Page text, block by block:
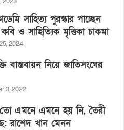
সাহিত্য পুরস্কার পাচ্ছেন
ও সাহিত্যিক মৃত্তিকা চাকমা
2024
বাস্তবায়ন নিয়ে জাতিসংঘের
3, 2022
এমনে এমনে হয় নি, তৈরী
রাশেদ খান মেনন